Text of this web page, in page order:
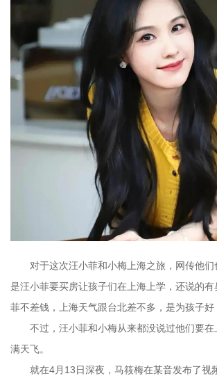
对于这次汪小菲和小梅上海之旅，网传他们
是汪小菲要买房让孩子们在上海上学，还说的
菲不差钱，上海天气跟台北差不多，是为孩子好
不过，汪小菲和小梅从来都没说过他们要在
满天飞。
就在4月13日深夜，马筱梅在某音发布了视